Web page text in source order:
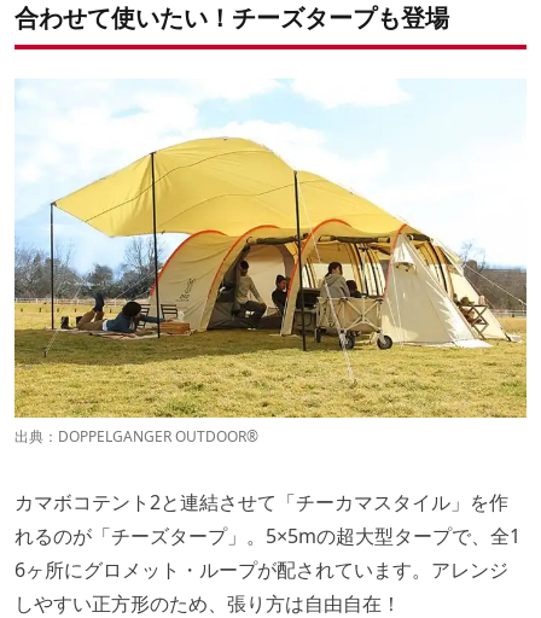
合わせて使いたい！チーズタープも登場
出典： DOPPELGANGER OUTDOOR®
カマボコテント2と連結させて「チーカマスタイル」を作
れるのが「チーズタープ」。5×5mの超大型タープで、全1
6ヶ所にグロメット・ループが配されています。アレンジ
しやすい正方形のため、張り方は自由自在！